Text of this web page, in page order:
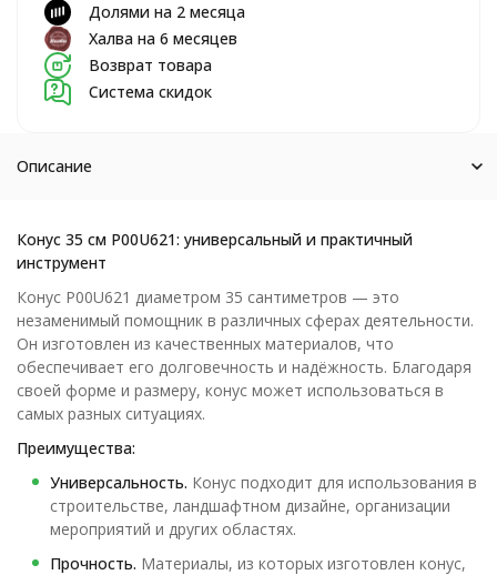
Долями на 2 месяца
Халва на 6 месяцев
Возврат товара
Система скидок
Описание
Конус 35 см P00U621: универсальный и практичный
инструмент
Конус P00U621 диаметром 35 сантиметров — это
незаменимый помощник в различных сферах деятельности.
Он изготовлен из качественных материалов, что
обеспечивает его долговечность и надёжность. Благодаря
своей форме и размеру, конус может использоваться в
самых разных ситуациях.
Преимущества:
Универсальность. Конус подходит для использования в
строительстве, ландшафтном дизайне, организации
мероприятий и других областях.
Прочность. Материалы, из которых изготовлен конус,